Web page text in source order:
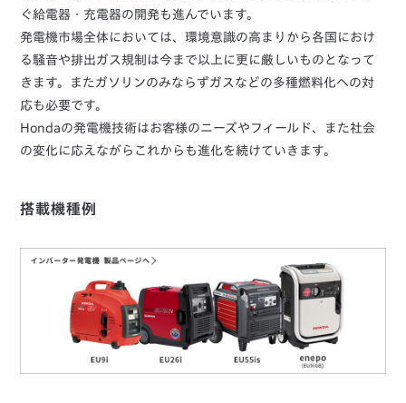
ぐ給電器・充電器の開発も進んでいます。
発電機市場全体においては、環境意識の高まりから各国におけ
る騒音や排出ガス規制は今まで以上に更に厳しいものとなって
きます。またガソリンのみならずガスなどの多種燃料化への対
応も必要です。
Hondaの発電機技術はお客様のニーズやフィールド、また社会
の変化に応えながらこれからも進化を続けていきます。
搭載機種例